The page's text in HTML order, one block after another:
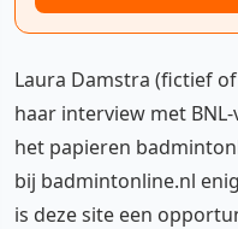
Laura Damstra (fictief
haar interview met
het papieren
bij badmintonline.nl
is deze site een